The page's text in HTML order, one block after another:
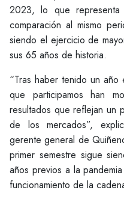
2023, lo que
comparación al mismo
siendo el ejercicio de
sus 65 años de historia.
“Tras haber tenido un año
que participamos han
resultados que reflejan un
de los mercados”,
gerente general de
primer semestre sigue
años previos a la
funcionamiento de la